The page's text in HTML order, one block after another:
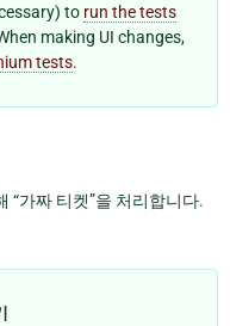
to run the tests
making UI changes,
tests.
“가짜 티켓”을 처리합니다.